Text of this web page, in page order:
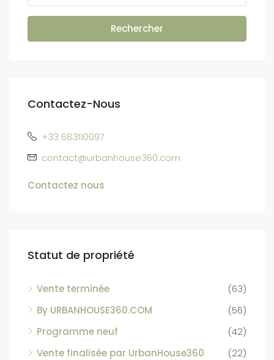
Rechercher
Contactez-Nous
+33 683110097
contact@urbanhouse360.com
Contactez nous
Statut de propriété
Vente terminée
(63)
By URBANHOUSE360.COM
(56)
Programme neuf
(42)
Vente finalisée par UrbanHouse360
(22)